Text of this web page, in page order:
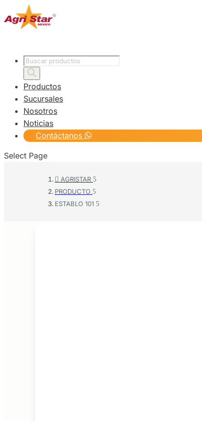
Products
search
Productos
Sucursales
Nosotros
Noticias
Contáctanos
Select Page
 AGRISTAR
PRODUCTO
ESTABLO 101